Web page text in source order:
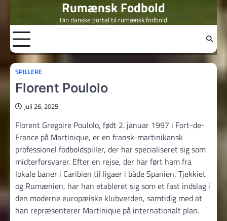
content
Rumænsk Fodbold
Din danske portal til rumænsk fodbold
SPILLERE
Florent Poulolo
juli 26, 2025
Florent Gregoire Poulolo, født 2. januar 1997 i Fort-de-
France på Martinique, er en fransk-martinikansk
professionel fodboldspiller, der har specialiseret sig som
midterforsvarer. Efter en rejse, der har ført ham fra
lokale baner i Caribien til ligaer i både Spanien, Tjekkiet
og Rumænien, har han etableret sig som et fast indslag i
den moderne europæiske klubverden, samtidig med at
han repræsenterer Martinique på internationalt plan.